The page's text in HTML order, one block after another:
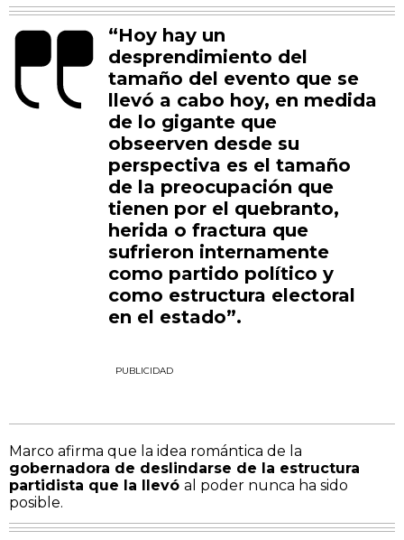
“Hoy hay un
desprendimiento del
tamaño del evento que se
llevó a cabo hoy, en medida
de lo gigante que
obseerven desde su
perspectiva es el tamaño
de la preocupación que
tienen por el quebranto,
herida o fractura que
sufrieron internamente
como partido político y
como estructura electoral
en el estado”.
PUBLICIDAD
Marco afirma que la idea romántica de la
gobernadora de deslindarse de la estructura
partidista que la llevó al poder nunca ha sido
posible.